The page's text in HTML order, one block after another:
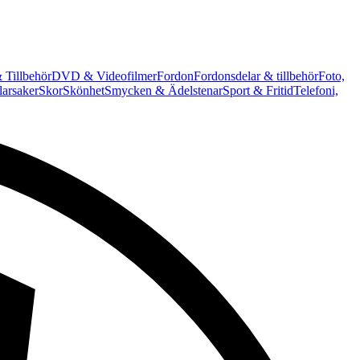
TillbehörDVD & VideofilmerFordonFordonsdelar & tillbehörFoto,
SkorSkönhetSmycken & ÄdelstenarSport & FritidTelefoni,